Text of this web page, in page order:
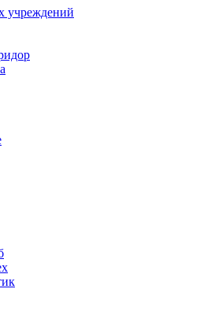
учреждений